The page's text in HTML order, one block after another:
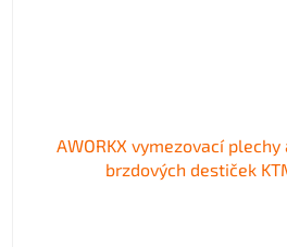
AWORKX vymezovací
brzdových destiček